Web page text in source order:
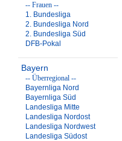
-- Frauen --
1. Bundesliga
2. Bundesliga Nord
2. Bundesliga Süd
DFB-Pokal
Bayern
-- Überregional --
Bayernliga Nord
Bayernliga Süd
Landesliga Mitte
Landesliga Nordost
Landesliga Nordwest
Landesliga Südost